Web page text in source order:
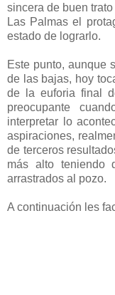
sincera de buen
Las Palmas el
estado de lograrlo.
Este punto, aunque
de las bajas, hoy
de la euforia final
preocupante
interpretar lo
aspiraciones,
de terceros
más alto teniendo
arrastrados al pozo.
A continuación les